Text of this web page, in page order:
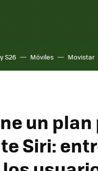
S26 Móviles Movistar
un
Siri: